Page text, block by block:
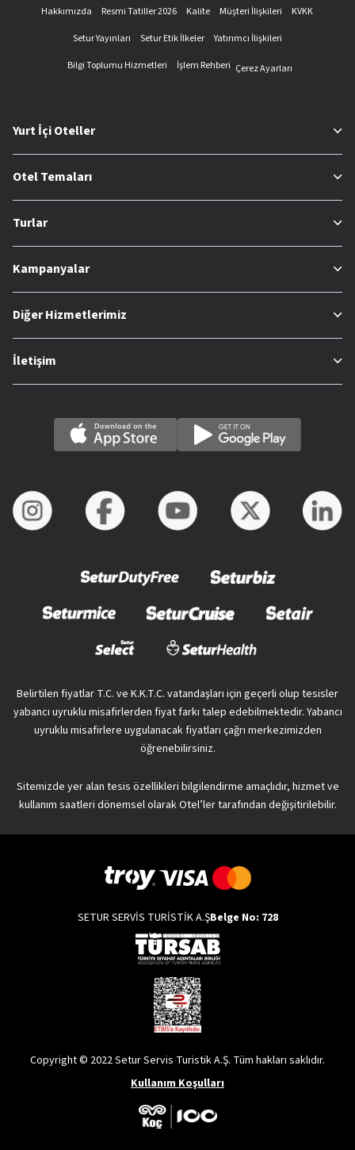
Hakkımızda Resmi Tatiller 2026 Kalite Müşteri İlişkileri
KVKK
Setur Yayınları
Setur Etik İlkeler
Yatırımcı İlişkileri
Bilgi Toplumu Hizmetleri
İşlem Rehberi Çerez Ayarları
Yurt İçi Oteller
Otel Temaları
Turlar
Kampanyalar
Diğer Hizmetlerimiz
İletişim
Belirtilen fiyatlar T.C. ve K.K.T.C. vatandaşları için geçerli olup tesisler
yabancı uyruklu misafirlerden fiyat farkı talep edebilmektedir. Yabancı
uyruklu misafirlere uygulanacak fiyatları çağrı merkezimizden
öğrenebilirsiniz.
Sitemizde yer alan tesis özellikleri bilgilendirme amaçlıdır, hizmet ve
kullanım saatleri dönemsel olarak Otel’ler tarafından değişitirilebilir.
SETUR SERVİS TURİSTİK A.ŞBelge No: 728
Copyright © 2022 Setur Servis Turistik A.Ş. Tüm hakları saklıdır.
Kullanım Koşulları